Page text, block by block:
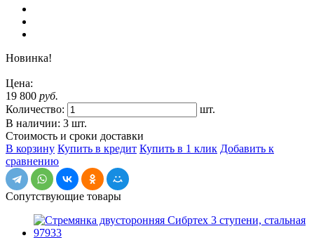
Новинка!
Цена:
19 800 руб.
Количество:
шт.
В наличии: 3 шт.
Стоимость и сроки доставки
В корзину Купить в кредит Купить в 1 клик Добавить к
сравнению
Сопутствующие товары